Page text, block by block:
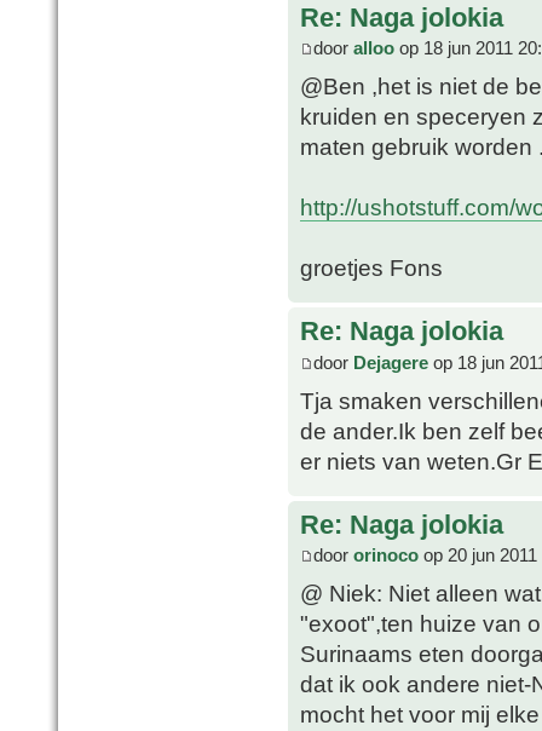
Re: Naga jolokia
door alloo op 18 jun 2011
@Ben ,het is niet de
kruiden en speceryen
maten gebruik worden
http://ushotstuff.com/
groetjes Fons
Re: Naga jolokia
door Dejagere op 18 jun
Tja smaken
de ander.Ik ben zelf
er niets van weten.Gr
Re: Naga jolokia
door orinoco op 20 jun 2011
@ Niek: Niet alleen
"exoot",ten huize van
Surinaams eten
dat ik ook andere
mocht het voor mij